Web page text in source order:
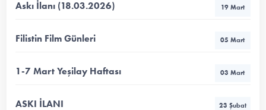
Askı İlanı (18.03.2026) 19 Mart
Filistin Film Günleri 05 Mart
1-7 Mart Yeşilay Haftası 03 Mart
ASKI İLANI 23 Şubat